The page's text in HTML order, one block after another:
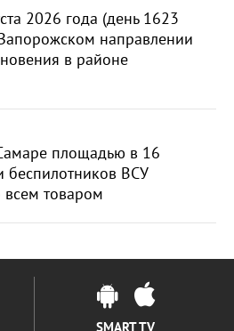
2026 года (день 1623
направлении
в районе
площадью в 16
беспилотников ВСУ
всем товаром
SMART TV